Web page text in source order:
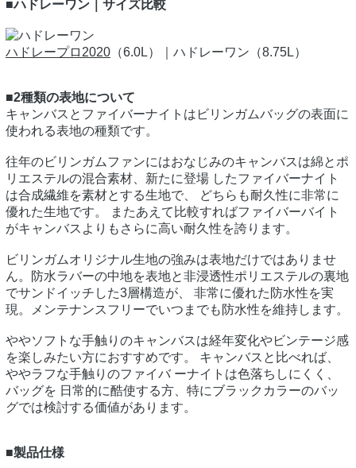
■ハドレーワン｜サイズ比較
ハドレープロ2020 （6.0L）｜ハドレーワン（8.75L）
■2種類の表地について
キャンバスとファイバーナイトはビリンガムバッグの表面に
使われる表地の種類です。
往年のビリンガムファンにはおなじみのキャンバスは綿とポ
リエステルの混合素材、新たに登場 したファイバーナイト
は合成繊維を素材とする生地で、 どちらも耐久性に非常に
優れた生地です。 またあえて比較すればファイバーバイト
がキャンバスよりもさらに高い耐久性を誇ります。
ビリンガムオリジナル生地の強みは表地だけではありませ
ん。防水ラバーの中地を表地と非浸透性ポリエステルの裏地
でサンドイッチした3層構造が、 非常に優れた防水性を実
現。メンテナンスフリーでいつまでも防水性を維持します。
ややソフトな手触りのキャンバスは経年変化やビンテージ感
を楽しみたい方におすすめです。 キャンバスと比べれば、
ややラフな手触りのファイバ ーナイトは色落ちしにくく、
バッグを 日常的に酷使する方、特にブラックカラーのバッ
グでは検討する価値があります。
■製品仕様